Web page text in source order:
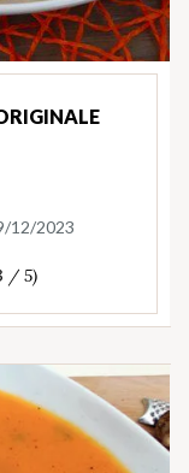
12/2023
/ 5)